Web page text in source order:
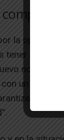
la opción
tener muy en
nos
un ahorro
–